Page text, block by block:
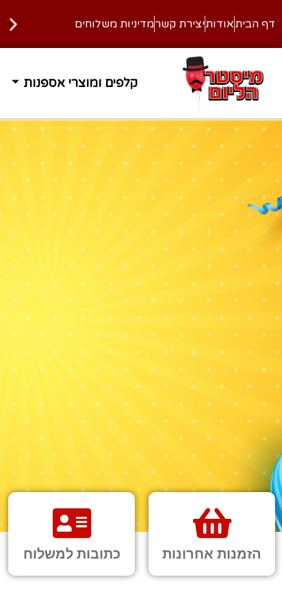
דף הביתאודותיצירת קשרמדיניות משלוחים
משלוח עד הבית בחינם ברכישה מעל 400 ₪קלפים ומוצרי אספנות
הזמנות אחרונות כתובות למשלוח